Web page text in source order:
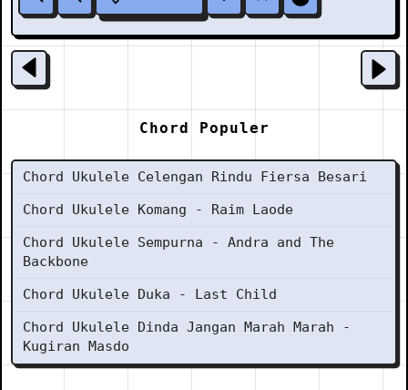
Chord Populer
Chord Ukulele Celengan Rindu Fiersa Besari
Chord Ukulele Komang - Raim Laode
Chord Ukulele Sempurna - Andra and The
Backbone
Chord Ukulele Duka - Last Child
Chord Ukulele Dinda Jangan Marah Marah -
Kugiran Masdo